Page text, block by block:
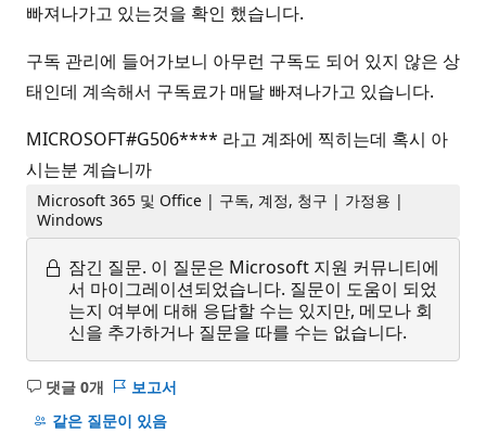
빠져나가고 있는것을 확인 했습니다.
구독 관리에 들어가보니 아무런 구독도 되어 있지 않은 상
태인데 계속해서 구독료가 매달 빠져나가고 있습니다.
MICROSOFT#G506**** 라고 계좌에 찍히는데 혹시 아
시는분 계습니까
Microsoft 365 및 Office | 구독, 계정, 청구 | 가정용 |
Windows
잠긴 질문. 이 질문은 Microsoft 지원 커뮤니티에
서 마이그레이션되었습니다. 질문이 도움이 되었
는지 여부에 대해 응답할 수는 있지만, 메모나 회
신을 추가하거나 질문을 따를 수는 없습니다.
댓글 0개
설
명
보고서
같은 질문이 있음